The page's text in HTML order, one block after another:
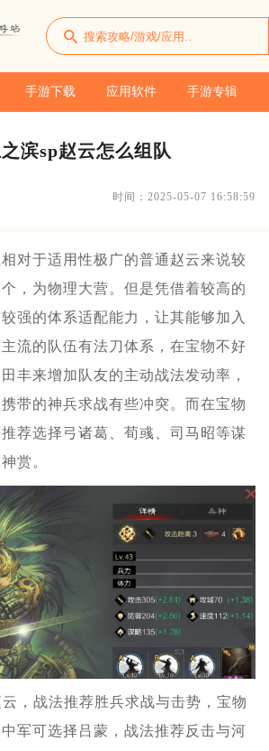
手游下载 应用软件 手游专辑
滨sp赵云怎么组队
时间：2025-05-07 16:58:59
对于适用性极广的普通赵云来说较
，为物理大营。但是凭借着较高的
强的体系适配能力，让其能够加入
流的队伍有法刀体系，在宝物不好
丰来增加队友的主动战法发动率，
带的神兵求战有些冲突。而在宝物
荐选择弓诸葛、荀彧、司马昭等谋
赏。
，战法推荐胜兵求战与击势，宝物
军可选择吕蒙，战法推荐反击与河